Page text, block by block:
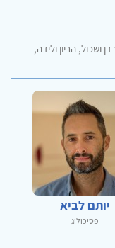
הריון ולידה,
יותם לביא
פסיכולוג